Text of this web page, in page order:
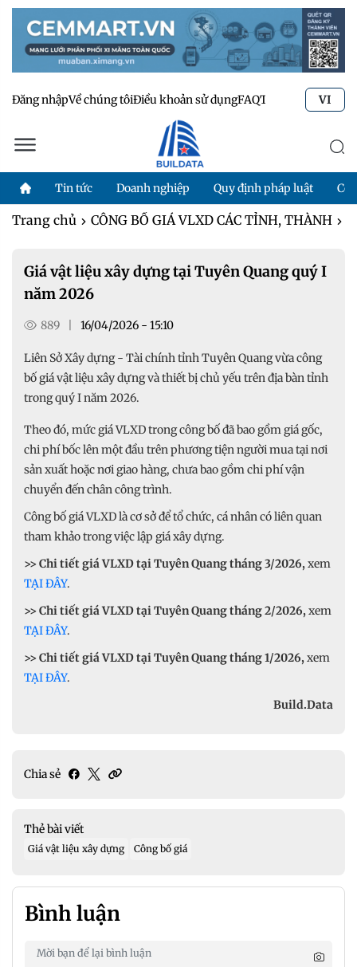
Đăng nhậpVề chúng tôiĐiều khoản sử dụngFAQTư vấn kỹ thuật
VI
Tin tức Doanh nghiệp Quy định pháp luật
Trang chủ CÔNG BỐ GIÁ VLXD CÁC TỈNH, THÀNH
Giá vật liệu xây dựng tại Tuyên Quang quý I
năm 2026
889 16/04/2026 - 15:10
Liên Sở Xây dựng - Tài chính tỉnh Tuyên Quang vừa công
bố giá vật liệu xây dựng và thiết bị chủ yếu trên địa bàn tỉnh
trong quý I năm 2026.
Theo đó, mức giá VLXD trong công bố đã bao gồm giá gốc,
chi phí bốc lên một đầu trên phương tiện người mua tại nơi
sản xuất hoặc nơi giao hàng, chưa bao gồm chi phí vận
chuyển đến chân công trình.
Công bố giá VLXD là cơ sở để tổ chức, cá nhân có liên quan
tham khảo trong việc lập giá xây dựng.
>> Chi tiết giá VLXD tại Tuyên Quang tháng 3/2026,xem
TẠI ĐÂY.
>> Chi tiết giá VLXD tại Tuyên Quang tháng 2/2026,xem
TẠI ĐÂY.
>> Chi tiết giá VLXD tại Tuyên Quang tháng 1/2026,xem
TẠI ĐÂY.
Build.Data
Chia sẻ
Thẻ bài viết
Giá vật liệu xây dựng Công bố giá
Bình luận